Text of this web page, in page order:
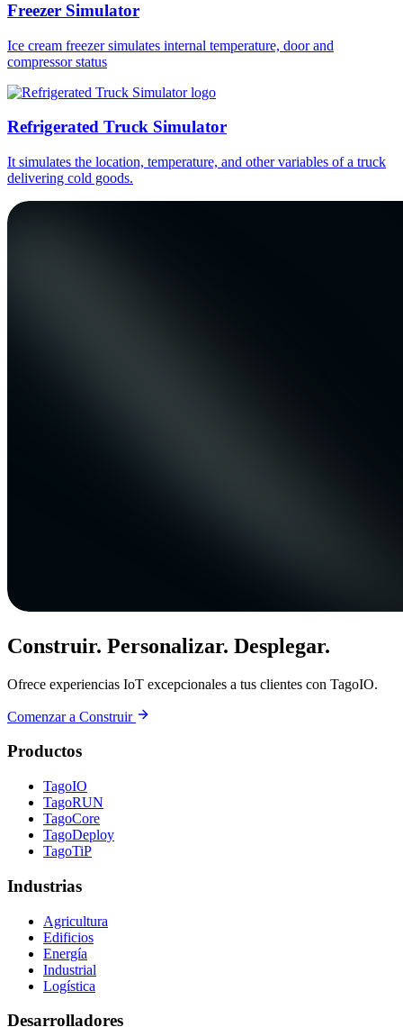
Freezer Simulator
Ice cream freezer simulates internal temperature, door and
compressor status
Refrigerated Truck Simulator
It simulates the location, temperature, and other variables of a truck
delivering cold goods.
Construir. Personalizar. Desplegar.
Ofrece experiencias IoT excepcionales a tus clientes con TagoIO.
Comenzar a Construir
Productos
TagoIO
TagoRUN
TagoCore
TagoDeploy
TagoTiP
Industrias
Agricultura
Edificios
Energía
Industrial
Logística
Desarrolladores